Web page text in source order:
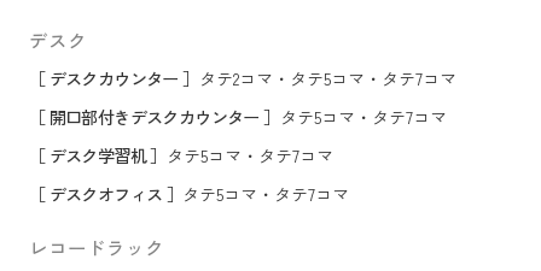
デスク
［ デスクカウンター ］ タテ2コマ ・ タテ5コマ ・ タテ7コマ
［ 開口部付きデスクカウンター ］ タテ5コマ ・ タテ7コマ
［ デスク学習机 ］ タテ5コマ ・ タテ7コマ
［ デスクオフィス ］ タテ5コマ ・ タテ7コマ
レコードラック